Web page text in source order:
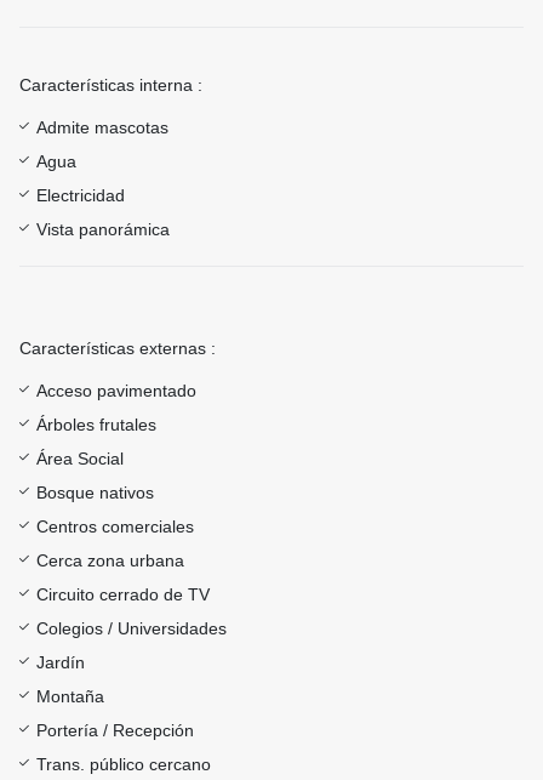
Características interna :
Admite mascotas
Agua
Electricidad
Vista panorámica
Características externas :
Acceso pavimentado
Árboles frutales
Área Social
Bosque nativos
Centros comerciales
Cerca zona urbana
Circuito cerrado de TV
Colegios / Universidades
Jardín
Montaña
Portería / Recepción
Trans. público cercano